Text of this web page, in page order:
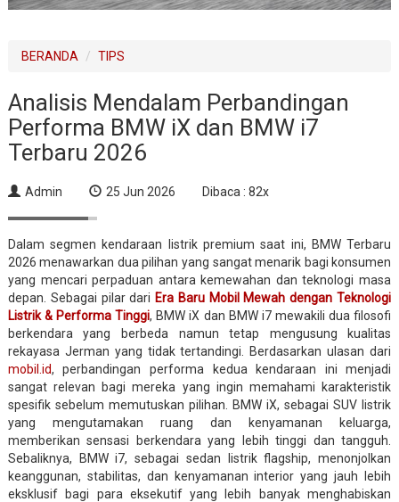
BERANDA TIPS
Analisis Mendalam Perbandingan
Performa BMW iX dan BMW i7
Terbaru 2026
Admin 25 Jun 2026 Dibaca : 82x
Dalam segmen kendaraan listrik premium saat ini, BMW Terbaru
2026 menawarkan dua pilihan yang sangat menarik bagi konsumen
yang mencari perpaduan antara kemewahan dan teknologi masa
depan. Sebagai pilar dari Era Baru Mobil Mewah dengan Teknologi
Listrik & Performa Tinggi, BMW iX dan BMW i7 mewakili dua filosofi
berkendara yang berbeda namun tetap mengusung kualitas
rekayasa Jerman yang tidak tertandingi. Berdasarkan ulasan dari
mobil.id, perbandingan performa kedua kendaraan ini menjadi
sangat relevan bagi mereka yang ingin memahami karakteristik
spesifik sebelum memutuskan pilihan. BMW iX, sebagai SUV listrik
yang mengutamakan ruang dan kenyamanan keluarga,
memberikan sensasi berkendara yang lebih tinggi dan tangguh.
Sebaliknya, BMW i7, sebagai sedan listrik flagship, menonjolkan
keanggunan, stabilitas, dan kenyamanan interior yang jauh lebih
eksklusif bagi para eksekutif yang lebih banyak menghabiskan